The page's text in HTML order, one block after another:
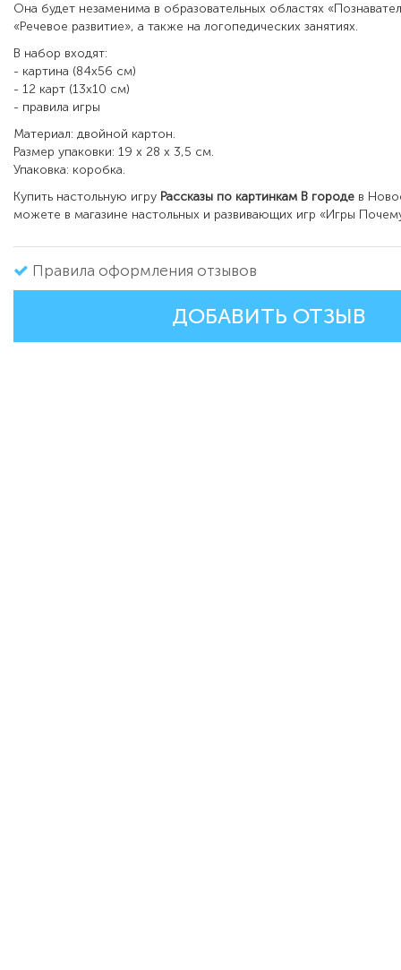
Она будет незаменима в образовательных областях
«Речевое развитие», а также на логопедических занятиях.
В набор входят:
- картина (84х56 см)
- 12 карт (13х10 см)
- правила игры
Материал: двойной картон.
Размер упаковки: 19 х 28 х 3,5 см.
Упаковка: коробка.
Купить настольную игру Рассказы по картинкам В городе в
можете в магазине настольных и развивающих игр «Игры
Правила оформления отзывов
ДОБАВИТЬ ОТЗЫВ